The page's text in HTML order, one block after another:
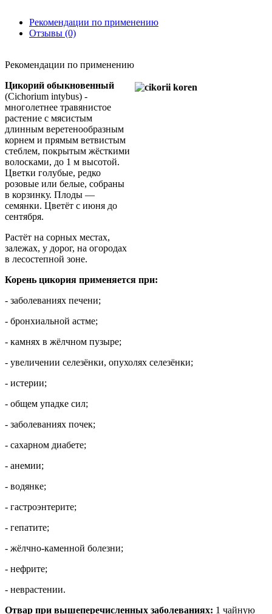
Рекомендации по применению
Отзывы (0)
Рекомендации по применению
Цикорий обыкновенный
(Cichorium intybus) -
многолетнее травянистое
растение с мясистым
длинным веретенообразным
корнем и прямым ветвистым
стеблем, покрытым жёсткими
волосками, до 1 м высотой.
Цветки голубые, редко
розовые или белые, собраны
в корзинку. Плоды —
семянки. Цветёт с июня до
сентября.
Растёт на сорных местах,
залежах, у дорог, на огородах
в лесостепной зоне.
Корень цикория применяется при:
- заболеваниях печени;
- бронхиальной астме;
- камнях в жёлчном пузыре;
- увеличении селезёнки, опухолях селезёнки;
- истерии;
- общем упадке сил;
- заболеваниях почек;
- сахарном диабете;
- анемии;
- водянке;
- гастроэнтерите;
- гепатите;
- жёлчно-каменной болезни;
- нефрите;
- неврастении.
Отвар при вышеперечисленных заболеваниях: 1 чайную